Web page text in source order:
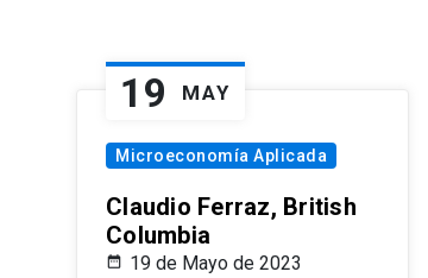
19 MAY
Microeconomía Aplicada
Claudio Ferraz, British
Columbia
19 de Mayo de 2023